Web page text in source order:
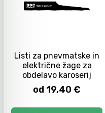
Listi za pnevmatske in
električne žage za
obdelavo karoserij
od 19,40 €
Dom in vrt
Neiskreče orodje